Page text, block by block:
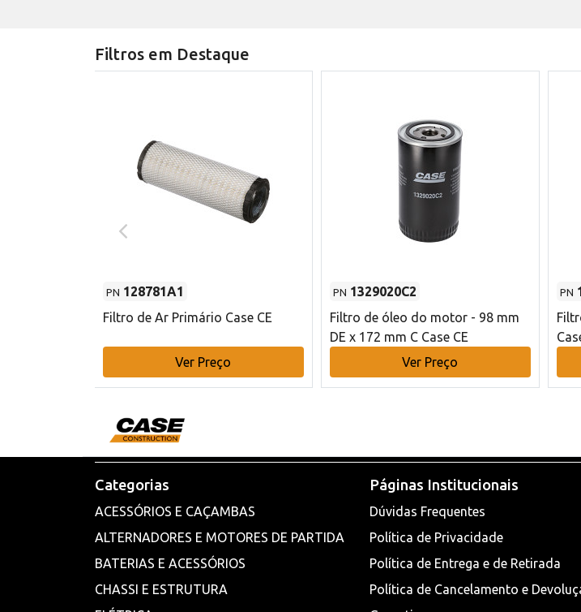
Filtros em Destaque
PN 128781A1
Filtro de Ar Primário Case CE
Ver Preço
PN 1329020C2
Filtro de óleo do motor - 98 mm
DE x 172 mm C Case CE
Ver Preço
PN
Categorias
ACESSÓRIOS E CAÇAMBAS
ALTERNADORES E MOTORES DE PARTIDA
BATERIAS E ACESSÓRIOS
CHASSI E ESTRUTURA
Páginas Institucionais
Dúvidas Frequentes
Política de Privacidade
Política de Entrega e de Retirada
Política de Cancelamento e